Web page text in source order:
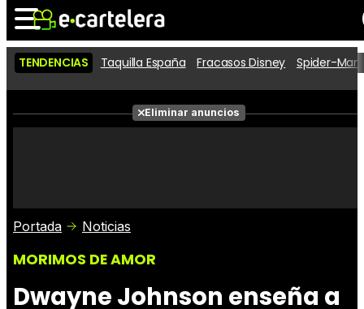
Noticias Cartelera
Películas
Críticas
TENDENCIAS Taquilla España Fracasos Disney Spider-
Eliminar anuncios
Portada Noticias
MORIMOS DE AMOR
Dwayne Johnson enseña a